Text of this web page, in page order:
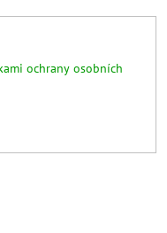
ochrany osobních